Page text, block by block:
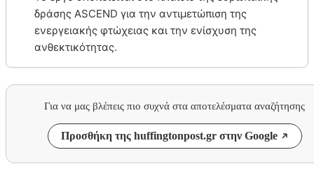
δράσης ASCEND για την αντιμετώπιση της
ενεργειακής φτώχειας και την ενίσχυση της
ανθεκτικότητας.
Για να μας βλέπεις πιο συχνά στα αποτελέσματα αναζήτησης
Προσθήκη της huffingtonpost.gr στην Google